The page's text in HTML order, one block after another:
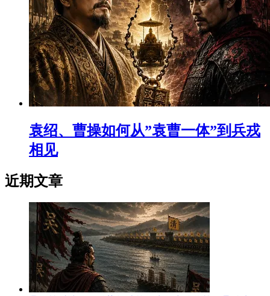
袁绍、曹操如何从”袁曹一体”到兵戎
相见
近期文章